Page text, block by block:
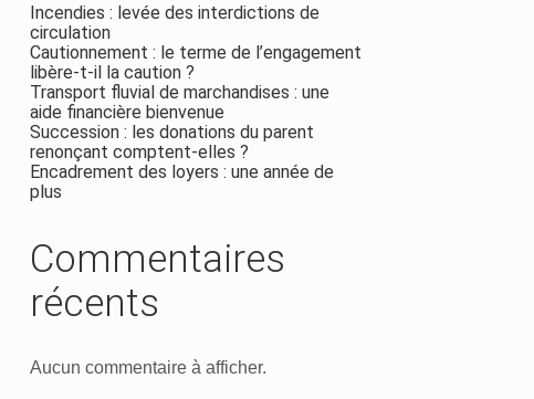
Incendies : levée des interdictions de
circulation
Cautionnement : le terme de l’engagement
libère-t-il la caution ?
Transport fluvial de marchandises : une
aide financière bienvenue
Succession : les donations du parent
renonçant comptent-elles ?
Encadrement des loyers : une année de
plus
Commentaires
récents
Aucun commentaire à afficher.